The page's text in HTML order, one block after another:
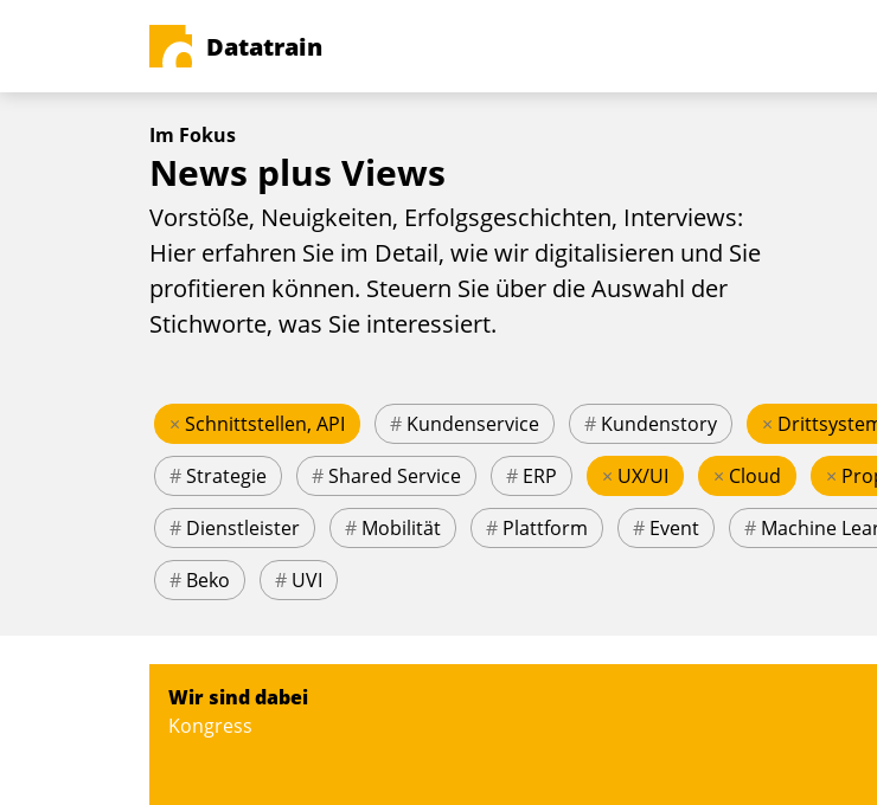
Datatrain
Im Fokus
News plus Views
Vorstöße, Neuigkeiten, Erfolgsgeschichten, Interviews:
Hier erfahren Sie im Detail, wie wir digitalisieren und Sie
profitieren können. Steuern Sie über die Auswahl der
Stichworte, was Sie interessiert.
× Schnittstellen, API # Kundenservice # Kundenstory ×
#Strategie #Shared Service # ERP × UX/UI × Cloud ×
# Dienstleister # Mobilität # Plattform # Event # Machine
# Beko # UVI
Wir sind dabei
Kongress